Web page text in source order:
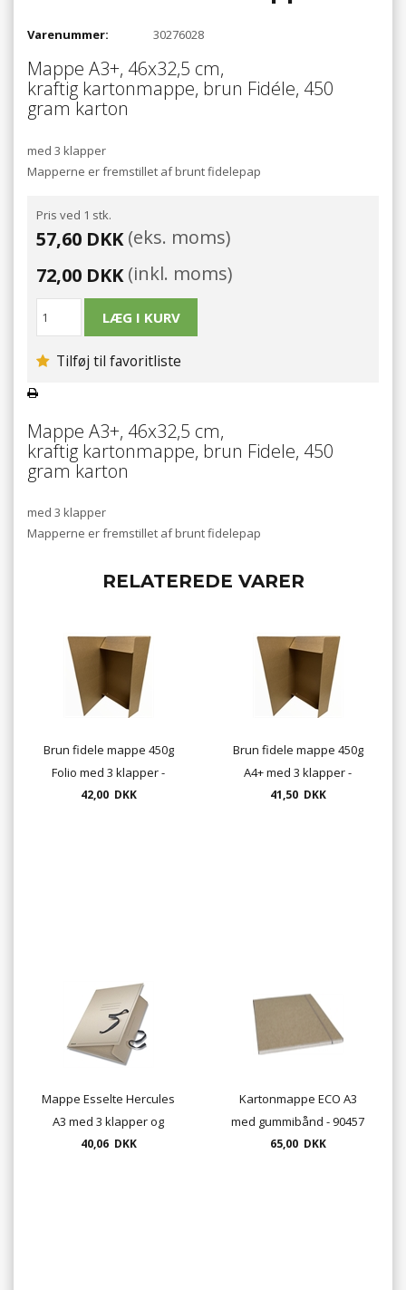
Varenummer: 30276028
Mappe A3+, 46x32,5 cm,
kraftig kartonmappe, brun Fidéle, 450
gram karton
med 3 klapper
Mapperne er fremstillet af brunt fidelepap
Pris ved 1 stk.
57,60 DKK(eks. moms)
72,00 DKK(inkl. moms)
Tilføj til favoritliste
Mappe A3+, 46x32,5 cm,
kraftig kartonmappe, brun Fidele, 450
gram karton
med 3 klapper
Mapperne er fremstillet af brunt fidelepap
RELATEREDE VARER
Brun fidele mappe 450g
Folio med 3 klapper -
37,5x25 cm - DKF
42,00 DKK
Brun fidele mappe 450g
A4+ med 3 klapper -
31,5x23 cm DKF
41,50 DKK
Mappe Esselte Hercules
A3 med 3 klapper og
tekstilbånd, grå
40,06 DKK
Kartonmappe ECO A3
med gummibånd - 90457
65,00 DKK